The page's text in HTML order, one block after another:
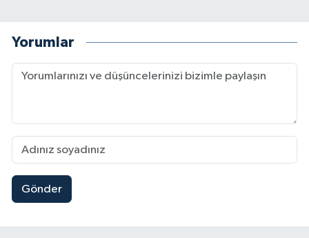
Yorumlar
Gönder
17:19 |Kahramanmaraşlı İşçi Adana'daki Tünel